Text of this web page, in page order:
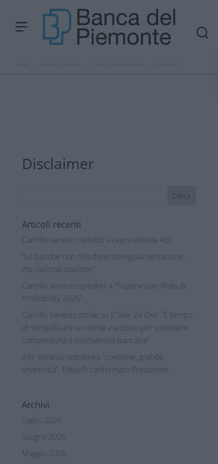
Disclaimer
Articoli recenti
Camillo Venesio rieletto Vicepresidente ABI
“Le banche non chiedono deregolamentazione,
ma razionalizzazione”
Camillo Venesio speaker a “Supervision, Risks &
Profitability 2026”
Camillo Venesio scrive su Il Sole 24 Ore: “È tempo
di semplificare le norme europee per sostenere
competitività e biodiversità bancaria”
ABI: Venesio sottolinea “coesione, grande
unanimità”. Patuelli confermato Presidente
Archivi
Luglio 2026
Giugno 2026
Maggio 2026